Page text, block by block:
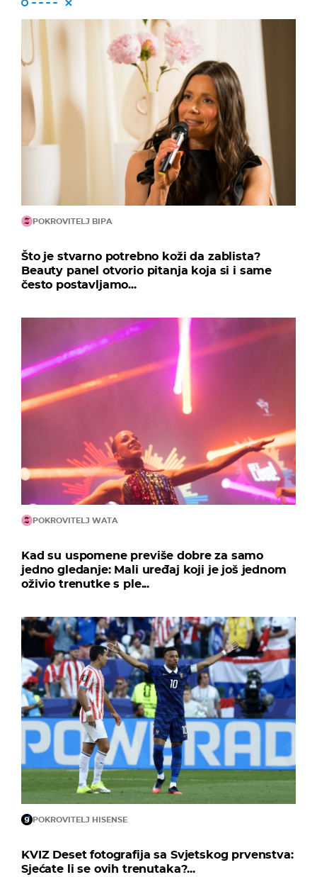
POKROVITELJ BIPA
Što je stvarno potrebno koži da zablista?
Beauty panel otvorio pitanja koja si i same
često postavljamo...
POKROVITELJ WATA
Kad su uspomene previše dobre za samo
jedno gledanje: Mali uređaj koji je još jednom
oživio trenutke s ple...
POKROVITELJ HISENSE
KVIZ Deset fotografija sa Svjetskog prvenstva:
Sjećate li se ovih trenutaka?...